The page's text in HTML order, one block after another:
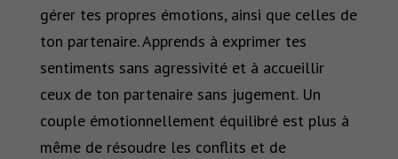
gérer tes propres émotions, ainsi que celles de
ton partenaire. Apprends à exprimer tes
sentiments sans agressivité et à accueillir
ceux de ton partenaire sans jugement. Un
couple émotionnellement équilibré est plus à
même de résoudre les conflits et de